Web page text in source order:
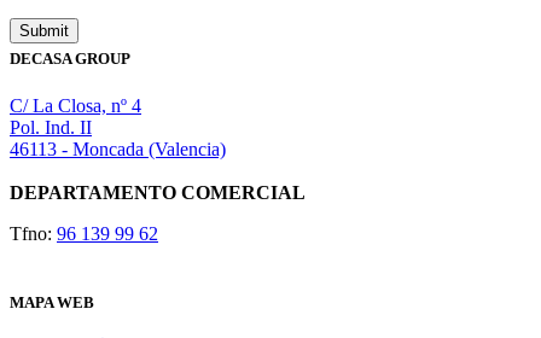
DECASA GROUP
C/ La Closa, nº 4
Pol. Ind. II
46113 - Moncada (Valencia)
DEPARTAMENTO COMERCIAL
Tfno: 96 139 99 62
MAPA WEB